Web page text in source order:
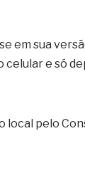
em sua
e só
local pelo